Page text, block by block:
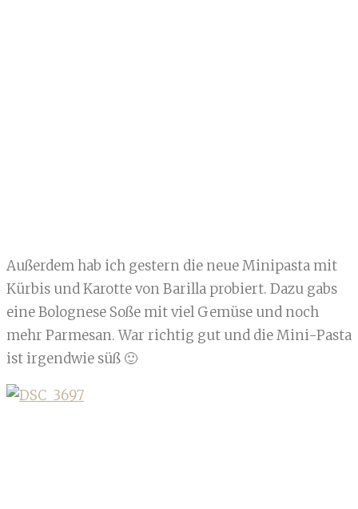
Außerdem hab ich gestern die neue Minipasta mit
Kürbis und Karotte von Barilla probiert. Dazu gabs
eine Bolognese Soße mit viel Gemüse und noch
mehr Parmesan. War richtig gut und die Mini-Pasta
ist irgendwie süß 🙂